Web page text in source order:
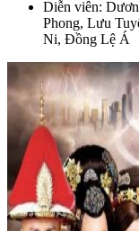
Diễn viên:
Phong, Lưu
Ni, Đồng Lệ Á